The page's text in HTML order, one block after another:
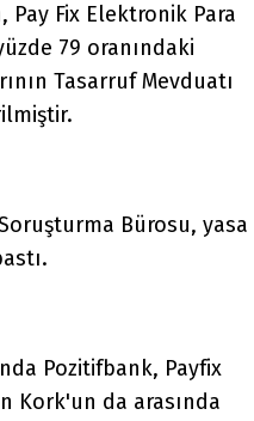
Pay Fix Elektronik Para
79 oranındaki
Tasarruf Mevduatı
Bürosu, yasa
Pozitifbank, Payfix
Kork'un da arasında